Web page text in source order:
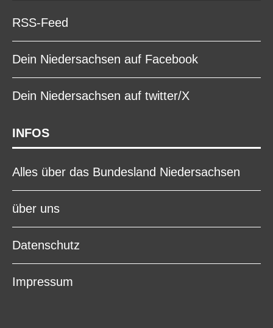
RSS-Feed
Dein Niedersachsen auf Facebook
Dein Niedersachsen auf twitter/X
INFOS
Alles über das Bundesland Niedersachsen
über uns
Datenschutz
Impressum